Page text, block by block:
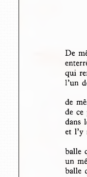
De
qui
l’un
de
de  ce
dans
et  l’y
balle
un
balle